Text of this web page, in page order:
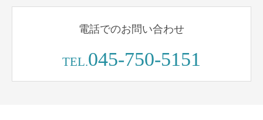
電話でのお問い合わせ
TEL.045-750-5151